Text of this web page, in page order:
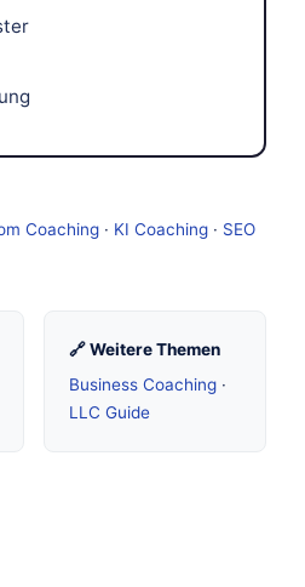
Coaching · KI Coaching · SEO
🔗 Weitere Themen
Business Coaching ·
LLC Guide